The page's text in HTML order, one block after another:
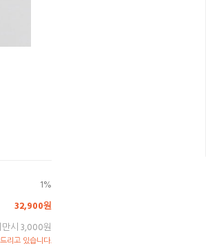
1%
32,900원
시 3,000원
리고 있습니다.